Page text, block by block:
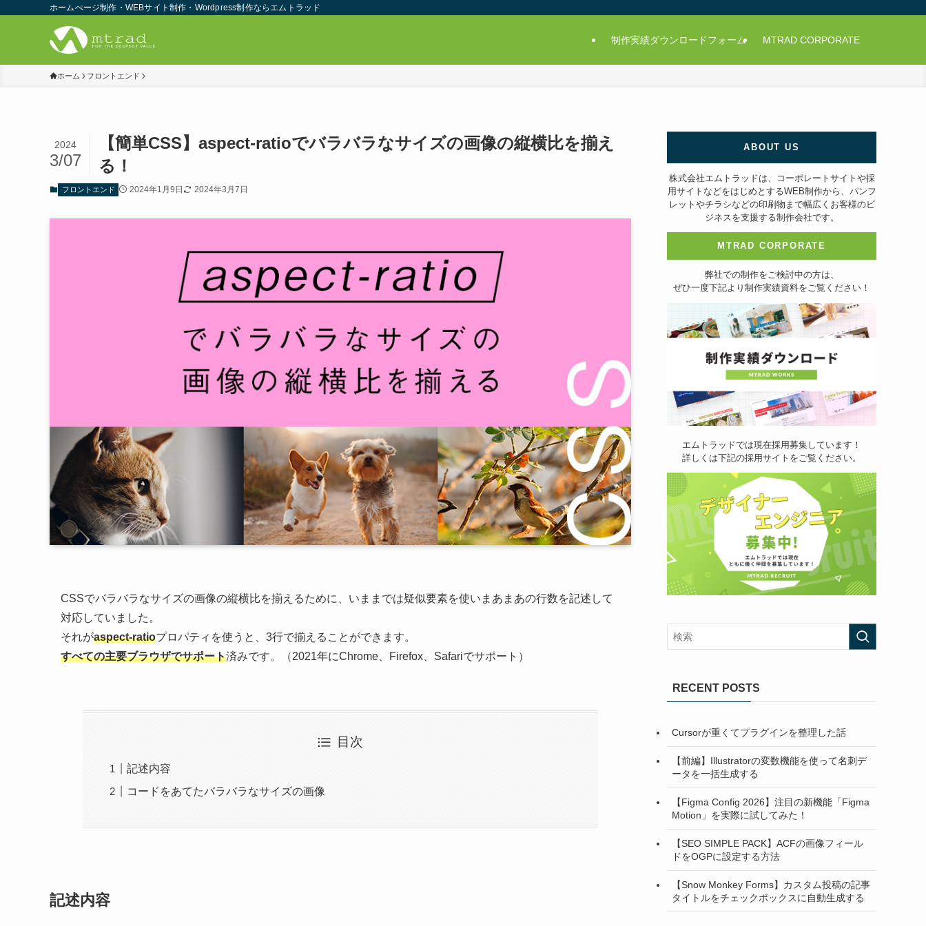
ホームぺージ制作・WEBサイト制作・Wordpress制作ならエムトラッド
制作実績ダウンロードフォーム MTRAD CORPORATE
ホーム フロントエンド
【簡単CSS】aspect-ratioでバラバラなサイズの画像の縦横比を揃え
る！
2024
3/07
フロントエンド 2024年1月9日 2024年3月7日
CSSでバラバラなサイズの画像の縦横比を揃えるために、いままでは疑似要素を使いまあまあの行数を記述して
対応していました。
それがaspect-ratioプロパティを使うと、3行で揃えることができます。
すべての主要ブラウザでサポート済みです。（2021年にChrome、Firefox、Safariでサポート）
目次
記述内容
コードをあてたバラバラなサイズの画像
記述内容
ABOUT US
株式会社エムトラッドは、コーポレートサイトや採
用サイトなどをはじめとするWEB制作から、パンフ
レットやチラシなどの印刷物まで幅広くお客様のビ
ジネスを支援する制作会社です。
MTRAD CORPORATE
弊社での制作をご検討中の方は、
ぜひ一度下記より制作実績資料をご覧ください！
エムトラッドでは現在採用募集しています！
詳しくは下記の採用サイトをご覧ください。
RECENT POSTS
Cursorが重くてプラグインを整理した話
【前編】Illustratorの変数機能を使って名刺デ
ータを一括生成する
【Figma Config 2026】注目の新機能「Figma
Motion」を実際に試してみた！
【SEO SIMPLE PACK】ACFの画像フィール
ドをOGPに設定する方法
【Snow Monkey Forms】カスタム投稿の記事
タイトルをチェックボックスに自動生成する